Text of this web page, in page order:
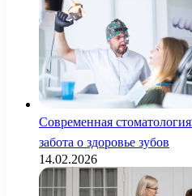
Современная
забота о здоровье зубов
14.02.2026